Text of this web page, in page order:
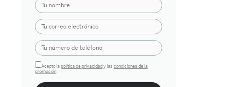
Acepto la política de privacidad y las condiciones de la
promoción.
Por favor, deja este campo vacío.